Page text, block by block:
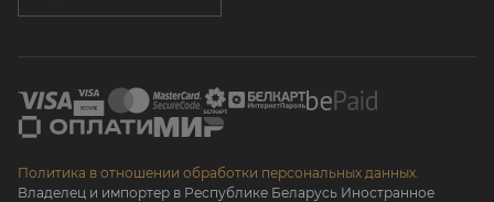
Политика в отношении обработки персональных данных.
Владелец и импортер в Республике Беларусь Иностранное